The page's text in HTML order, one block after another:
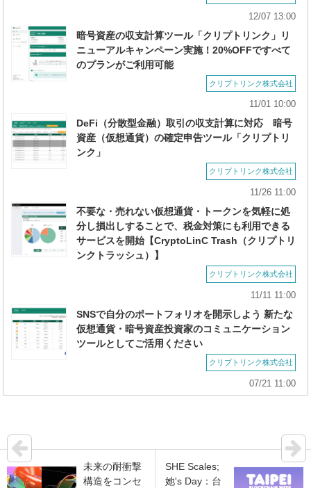
12/07 13:00
暗号資産の収支計算ツール「クリプトリンク」リ
ニューアルキャンペーン実施！20%OFFですべて
のプランがご利用可能
クリプトリンク株式会社
11/01 10:00
DeFi（分散型金融）取引の収支計算に対応 暗号
資産（仮想通貨）の確定申告ツール「クリプトリ
ンク」
クリプトリンク株式会社
11/26 11:00
不要な・売れない仮想通貨・トークンを気軽に処
分し損出しすることで、税⾦対策にも利⽤できる
サービスを開始【CryptoLinC Trash（クリプトリ
ンクトラッシュ）】
クリプトリンク株式会社
11/11 11:00
SNSで自分のポートフォリオを開示しよう 新たな
仮想通貨・暗号資産投資家のコミュニケーション
ツールとしてご活用ください
クリプトリンク株式会社
07/21 11:00
未来の耐衝撃
構造をコンセ
SHE Scales;
她's Day：台